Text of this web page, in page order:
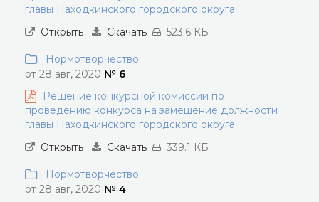
главы Находкинского городского округа
Открыть
Скачать 523.6 КБ
Нормотворчество
от 28 авг, 2020 № 6
Решение конкурсной комиссии по
проведению конкурса на замещение должности
главы Находкинского городского округа
Открыть
Скачать 339.1 КБ
Нормотворчество
от 28 авг, 2020 № 4